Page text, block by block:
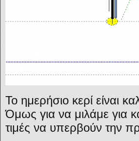
Το ημερήσιο κερί είναι
Όμως για να μιλάμε για
τιμές να υπερβούν την